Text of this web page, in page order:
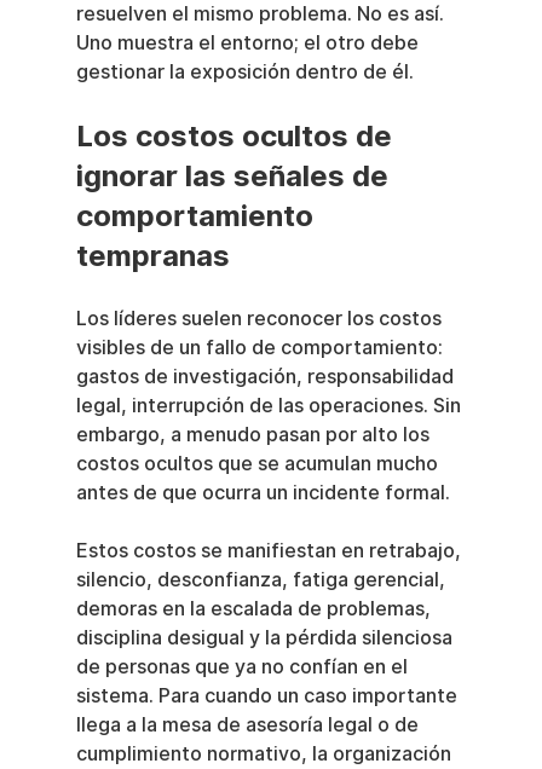
resuelven el mismo problema. No es así.
Uno muestra el entorno; el otro debe
gestionar la exposición dentro de él.
Los costos ocultos de
ignorar las señales de
comportamiento
tempranas
Los líderes suelen reconocer los costos
visibles de un fallo de comportamiento:
gastos de investigación, responsabilidad
legal, interrupción de las operaciones. Sin
embargo, a menudo pasan por alto los
costos ocultos que se acumulan mucho
antes de que ocurra un incidente formal.
Estos costos se manifiestan en retrabajo,
silencio, desconfianza, fatiga gerencial,
demoras en la escalada de problemas,
disciplina desigual y la pérdida silenciosa
de personas que ya no confían en el
sistema. Para cuando un caso importante
llega a la mesa de asesoría legal o de
cumplimiento normativo, la organización